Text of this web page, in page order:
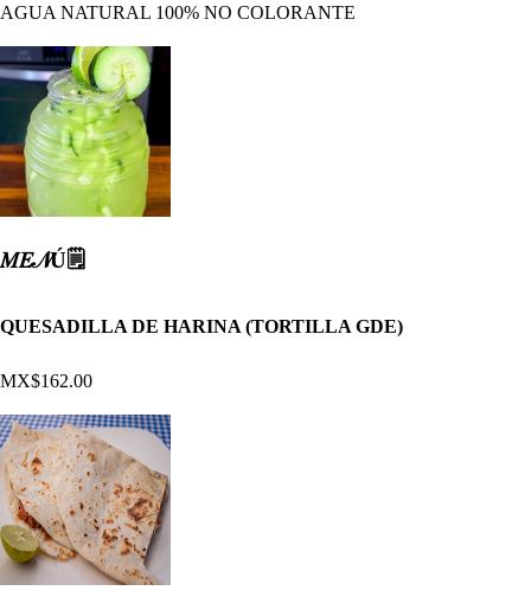
AGUA NATURAL 100% NO COLORANTE
𝑀𝐸𝒩Ú🗒️
QUESADILLA DE HARINA (TORTILLA GDE)
MX$162.00